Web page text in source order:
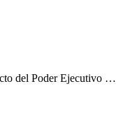
del Poder Ejecutivo …